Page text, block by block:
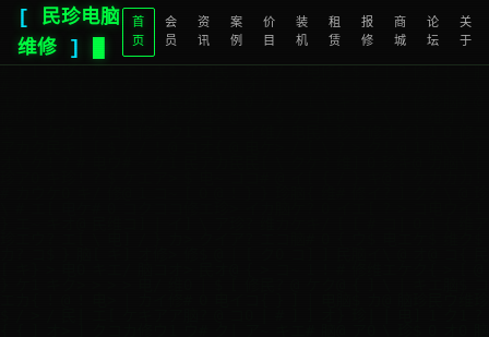
[
民珍电脑
维修
]
首
页
会
员
资
讯
案
例
价
目
装
机
租
赁
报
修
商
城
论
坛
关
于